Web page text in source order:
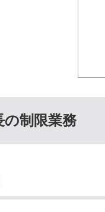
の制限業務